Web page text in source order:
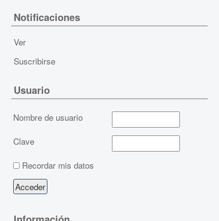
Notificaciones
Ver
Suscribirse
Usuario
Nombre de usuario
Clave
Recordar mis datos